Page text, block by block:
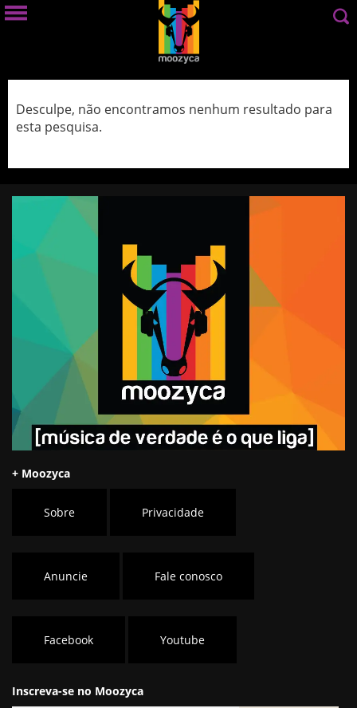
Desculpe, não encontramos nenhum resultado para
esta pesquisa.
+ Moozyca
Sobre Privacidade
Anuncie Fale conosco
Facebook Youtube
Inscreva-se no Moozyca